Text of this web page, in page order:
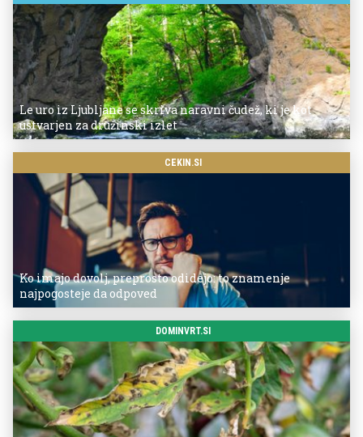
Le uro iz Ljubljane se skriva naravni čudež, ki je kot
ustvarjen za družinski izlet
CEKIN.SI
Ko imajo dovolj, preprosto odidejo: to znamenje
najpogosteje da odpoved
DOMINVRT.SI